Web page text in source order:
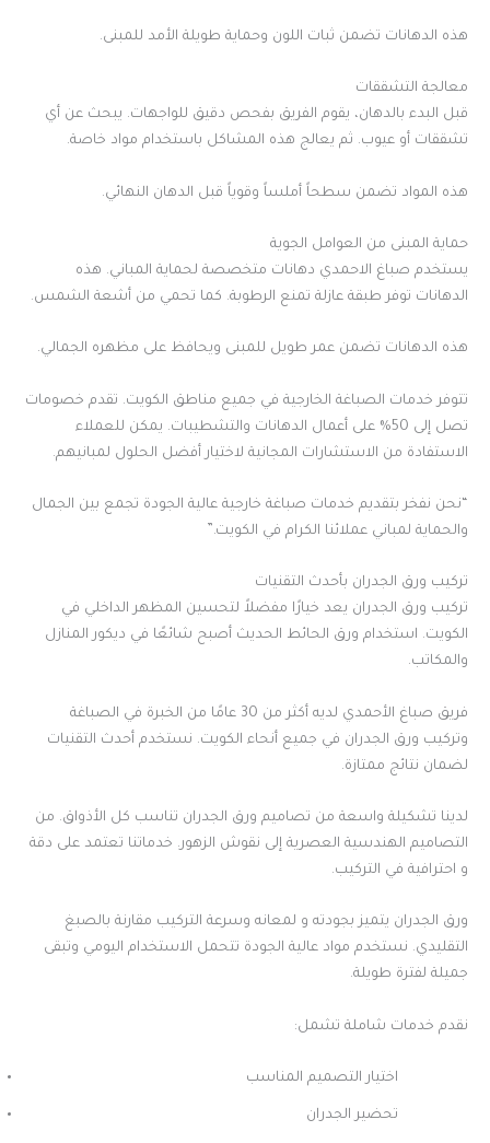
هذه الدهانات تضمن ثبات اللون وحماية طويلة الأمد للمبنى.
معالجة التشققات
قبل البدء بالدهان، يقوم الفريق بفحص دقيق للواجهات. يبحث عن أي
تشققات أو عيوب. ثم يعالج هذه المشاكل باستخدام مواد خاصة.
هذه المواد تضمن سطحاً أملساً وقوياً قبل الدهان النهائي.
حماية المبنى من العوامل الجوية
يستخدم صباغ الاحمدي دهانات متخصصة لحماية المباني. هذه
الدهانات توفر طبقة عازلة تمنع الرطوبة. كما تحمي من أشعة الشمس.
هذه الدهانات تضمن عمر طويل للمبنى ويحافظ على مظهره الجمالي.
تتوفر خدمات الصباغة الخارجية في جميع مناطق الكويت. تقدم خصومات
تصل إلى 50% على أعمال الدهانات والتشطيبات. يمكن للعملاء
الاستفادة من الاستشارات المجانية لاختيار أفضل الحلول لمبانيهم.
“نحن نفخر بتقديم خدمات صباغة خارجية عالية الجودة تجمع بين الجمال
والحماية لمباني عملائنا الكرام في الكويت.”
تركيب ورق الجدران بأحدث التقنيات
تركيب ورق الجدران يعد خيارًا مفضلاً لتحسين المظهر الداخلي في
الكويت. استخدام ورق الحائط الحديث أصبح شائعًا في ديكور المنازل
والمكاتب.
فريق صباغ الأحمدي لديه أكثر من 30 عامًا من الخبرة في الصباغة
وتركيب ورق الجدران في جميع أنحاء الكويت. نستخدم أحدث التقنيات
لضمان نتائج ممتازة.
لدينا تشكيلة واسعة من تصاميم ورق الجدران تناسب كل الأذواق. من
التصاميم الهندسية العصرية إلى نقوش الزهور. خدماتنا تعتمد على دقة
و احترافية في التركيب.
ورق الجدران يتميز بجودته و لمعانه وسرعة التركيب مقارنة بالصبغ
التقليدي. نستخدم مواد عالية الجودة تتحمل الاستخدام اليومي وتبقى
جميلة لفترة طويلة.
نقدم خدمات شاملة تشمل:
اختيار التصميم المناسب
تحضير الجدران